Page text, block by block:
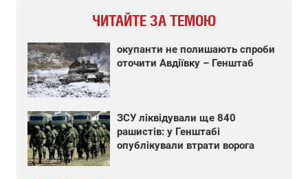
ЧИТАЙТЕ ЗА ТЕМОЮ
окупанти не полишають спроби
оточити Авдіївку – Генштаб
ЗСУ ліквідували ще 840
рашистів: у Генштабі
опублікували втрати ворога